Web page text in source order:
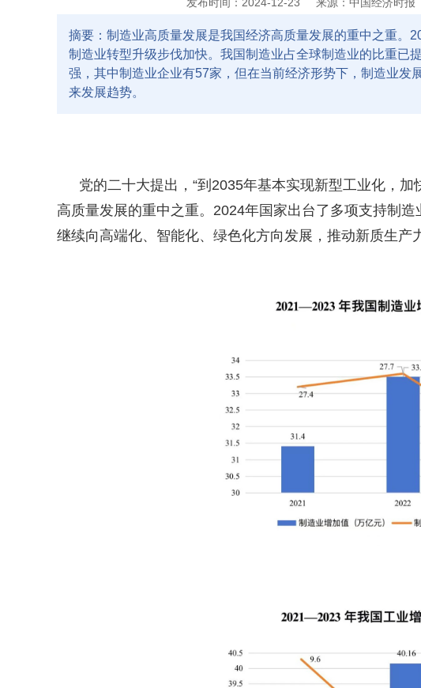
摘要：制造业高质量发展是我国经济高质量发展的重中之重。
制造业转型升级步伐加快。我国制造业占全球制造业的比重已
强，其中制造业企业有57家，但在当前经济形势下，制造业发
来发展趋势。
党的二十大提出， “到 2035年基本实现新型工业化，加
高质量发展的重中之重。 2024年国家出台了多项支持制造
继续向高端化、智能化、绿色化方向发展，推动新质生产